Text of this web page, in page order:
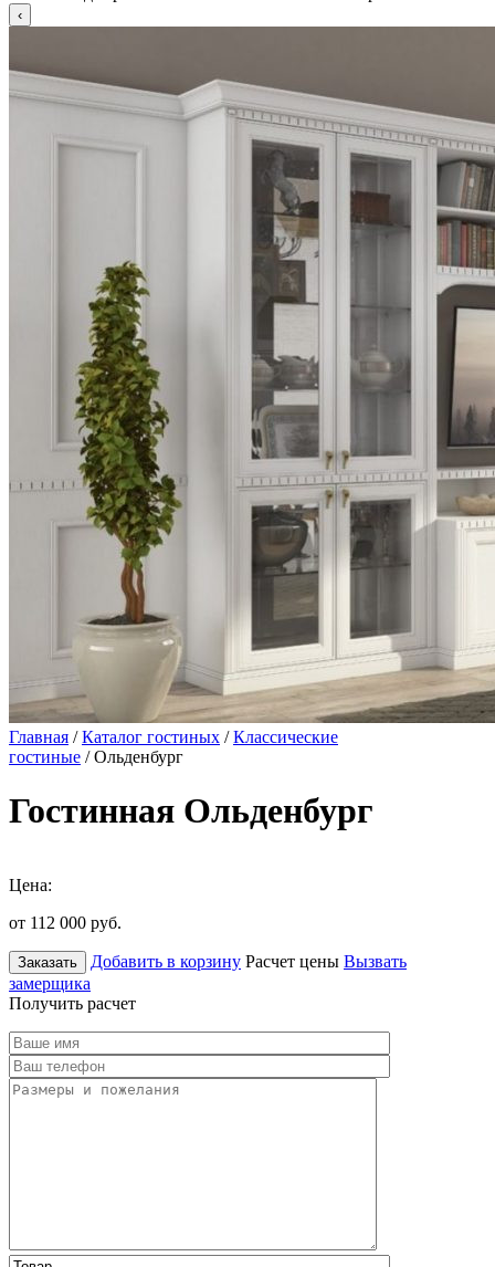
Главная /Каталог гостиных /Классические
гостиные / Ольденбург
Гостинная Ольденбург
Цена:
от 112 000 руб.
Заказать Добавить в корзину Расчет цены Вызвать
замерщика
Получить расчет